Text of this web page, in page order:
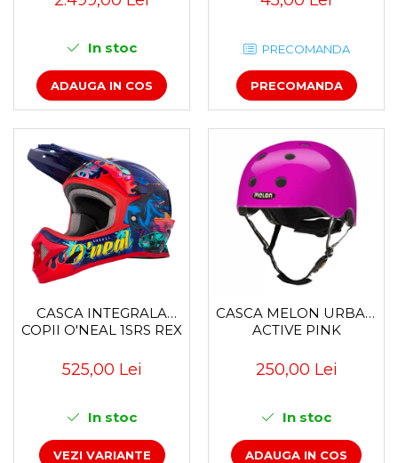
In stoc
ADAUGA IN COS
CARLIGUL DE
PRECOMANDA
PRECOMANDA
CASCA INTEGRALA
COPII O'NEAL 1SRS REX
525,00 Lei
In stoc
VEZI VARIANTE
CASCA MELON URBAN
ACTIVE PINK
250,00 Lei
In stoc
ADAUGA IN COS